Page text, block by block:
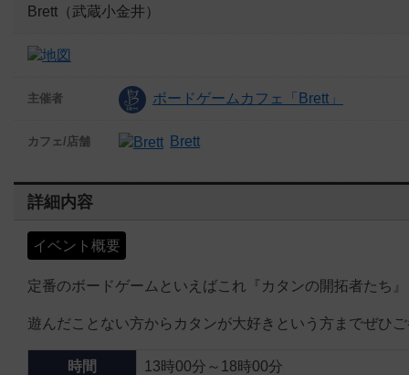
Brett（武蔵小金井）
主催者 ボードゲームカフェ「Brett」
カフェ/店舗 Brett
詳細内容
イベント概要
定番のボードゲームといえばこれ『カタンの開拓者たち
遊んだことない方からカタンが大好きという方までぜひ
時間 13時00分～18時00分